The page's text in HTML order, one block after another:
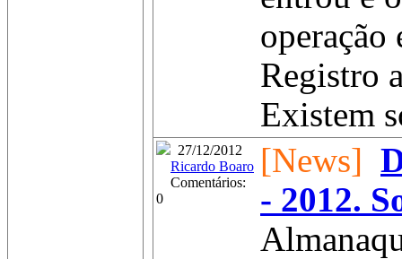
operação
Registro
Existem
27/12/2012
Ricardo Boaro
Comentários:
0
[News]
- 2012.